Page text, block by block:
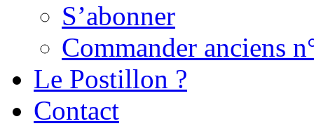
S’abonner
Commander anciens
Le Postillon ?
Contact